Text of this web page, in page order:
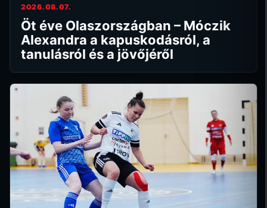
2026.08.07.
Öt éve Olaszországban – Móczik
Alexandra a kapuskodásról, a
tanulásról és a jövőjéről